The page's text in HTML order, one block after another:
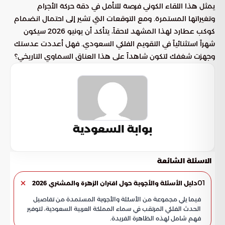
يمثل هذا اللقاء الكوني فرصة للتأمل في دقة حركة الأجرام
وتغيراتها المستمرة. ومع التوقعات التي تشير إلى احتمال انضمام
كوكب عطارد لهذا المشهد لاحقاً، يتأكد أن يونيو 2026 سيكون
شهراً استثنائياً في التقويم الفلكي السعودي. فهل أعددت عدستك
وجهزت شغفك لتكون شاهداً على هذا العناق السماوي التاريخي؟
بوابة السعودية
الاسئلة الشائعة
01دليل الأسئلة والأجوبة حول اقتران الزهرة والمشتري 2026
فيما يلي مجموعة من الأسئلة والأجوبة المستمدة من تفاصيل
الحدث الفلكي المرتقب في سماء المملكة العربية السعودية، لتوفير
فهم شامل لهذه الظاهرة الفريدة.